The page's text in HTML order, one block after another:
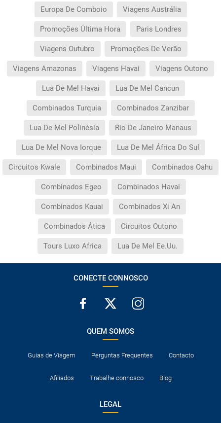
Europa De Comboio Viagens Austrália
Promoções Última Hora Paris Londres
Viagens Outubro Promoções De Verão
Viagens Amazonas Viagens Havai Viagens Outono
Lua De Mel Havai Lua De Mel Cancun
Combinados Turquia Combinados Zanzibar
Lua De Mel Polinésia Rio De Janeiro Manaus
Lua De Mel Nova Iorque Lua De Mel África Do Sul
Circuitos Kwale Combinados Maui Combinados Oahu
Combinados Egeo Combinados Havai
Combinados Kauai Combinados Xi An
Combinados Ática Circuitos Outono
Tours Luxo Africa Lua De Mel Ee.Uu.
CONECTE CONNOSCO
QUEM SOMOS
Guias de Viagem Perguntas Frequentes Contacto
Afiliados Trabalhe connosco Blog
LEGAL